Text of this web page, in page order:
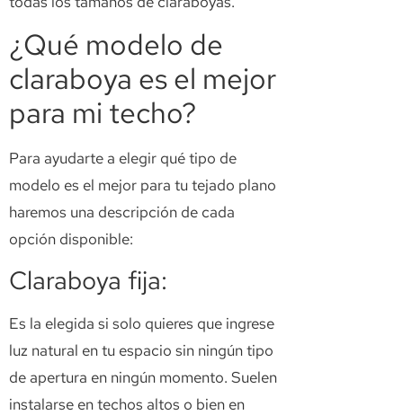
¿Qué modelo de
claraboya es el mejor
para mi techo?
Para ayudarte a elegir qué tipo de
modelo es el mejor para tu tejado plano
haremos una descripción de cada
opción disponible:
Claraboya fija:
Es la elegida si solo quieres que ingrese
luz natural en tu espacio sin ningún tipo
de apertura en ningún momento. Suelen
instalarse en techos altos o bien en